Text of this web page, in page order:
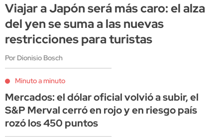
Viajar a Japón será más caro: el alza
del yen se suma a las nuevas
restricciones para turistas
Por Dionisio Bosch
Minuto a minuto
Mercados: el dólar oficial volvió a subir, el
S&P Merval cerró en rojo y en riesgo país
rozó los 450 puntos